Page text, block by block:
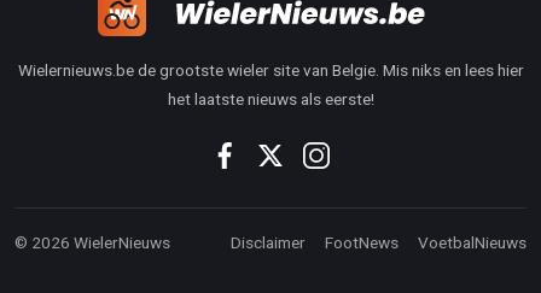
Wielernieuws.be de grootste wieler site van Belgie. Mis niks en lees hier
het laatste nieuws als eerste!
© 2026 WielerNieuws Disclaimer FootNews VoetbalNieuws